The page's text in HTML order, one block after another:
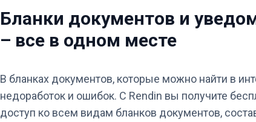
Бланки документов и
– все в одном месте
В бланках документов, которые можно найти в
недоработок и ошибок. С Rendin вы получите
доступ ко всем видам бланков документов,